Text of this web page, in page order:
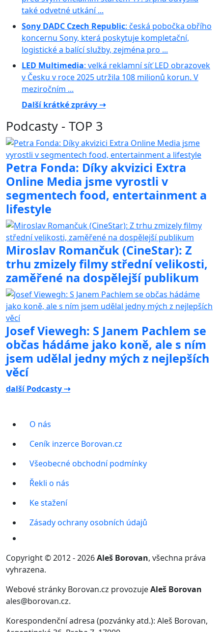
také odvetné utkání ...
Sony DADC Czech Republic: česká pobočka obřího
koncernu Sony, která poskytuje kompletační,
logistické a balící služby, zejména pro ...
LED Multimedia: velká reklamní síť LED obrazovek
v Česku v roce 2025 utržila 108 milionů korun. V
meziročním ...
Další krátké zprávy ⇢
Podcasty - TOP 3
Petra Fonda: Díky akvizici Extra
Online Media jsme vyrostli v
segmentech food, entertainment a
lifestyle
Miroslav Romančuk (CineStar): Z
trhu zmizely filmy střední velikosti,
zaměřené na dospělejší publikum
Josef Viewegh: S Janem Pachlem se
občas hádáme jako koně, ale s ním
jsem udělal jedny mých z nejlepších
věcí
další Podcasty ⇢
O nás
Ceník inzerce Borovan.cz
Všeobecné obchodní podmínky
Řekli o nás
Ke stažení
Zásady ochrany osobních údajů
Copyright © 2012 - 2026Aleš Borovan, všechna práva
vyhrazena.
Webové stránky Borovan.cz provozujeAleš Borovan
ales@borovan.cz.
Korespondenční adresa (pozvánky atd.): Aleš Borovan,